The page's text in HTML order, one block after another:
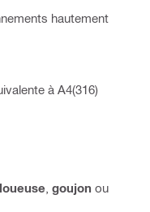
hautement
à A4(316)
goujon ou